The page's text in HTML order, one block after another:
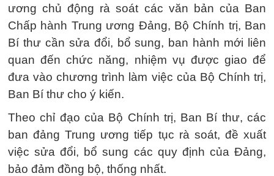
ương chủ động rà soát các văn bản của Ban
Chấp hành Trung ương Đảng, Bộ Chính trị, Ban
Bí thư cần sửa đổi, bổ sung, ban hành mới liên
quan đến chức năng, nhiệm vụ được giao để
đưa vào chương trình làm việc của Bộ Chính trị,
Ban Bí thư cho ý kiến.
Theo chỉ đạo của Bộ Chính trị, Ban Bí thư, các
ban đảng Trung ương tiếp tục rà soát, đề xuất
việc sửa đổi, bổ sung các quy định của Đảng,
bảo đảm đồng bộ, thống nhất.